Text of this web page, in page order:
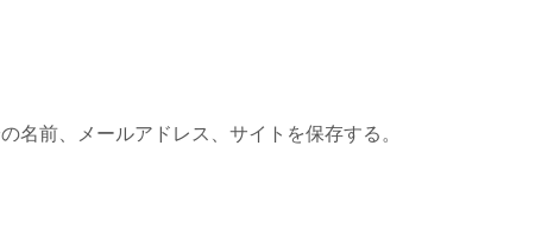
名前、メールアドレス、サイトを保存する。